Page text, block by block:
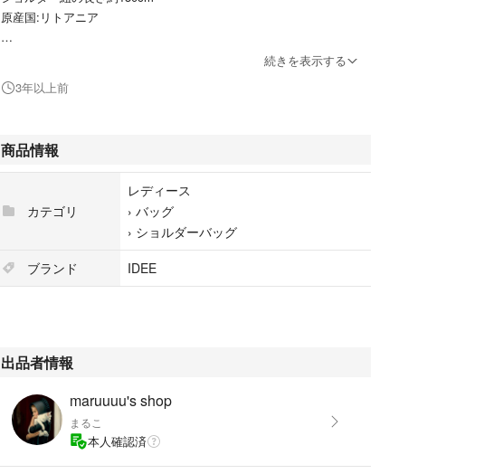
原産国:リトアニア
躍します。ポリエステル素材なので巾着の開け閉めもスムーズ。撥水
2枚目と7枚目の画像に印をつけておりますが、ショルダーの片方部分
1箇所に、ほつれと切れのある部分があります。
中古品である事をご理解頂ける方、宜しくお願い致します。
お値下げ交渉はお断りしております。
続きを表示する
3年以上前
商品情報
カテゴリ
レディース
› バッグ
› ショルダーバッグ
ブランド
IDEE
出品者情報
maruuuu's shop
まるこ
本人確認済